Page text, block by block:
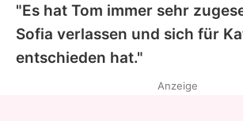
"Es hat Tom immer sehr
Sofia verlassen und sich für
entschieden hat."
Anzeige